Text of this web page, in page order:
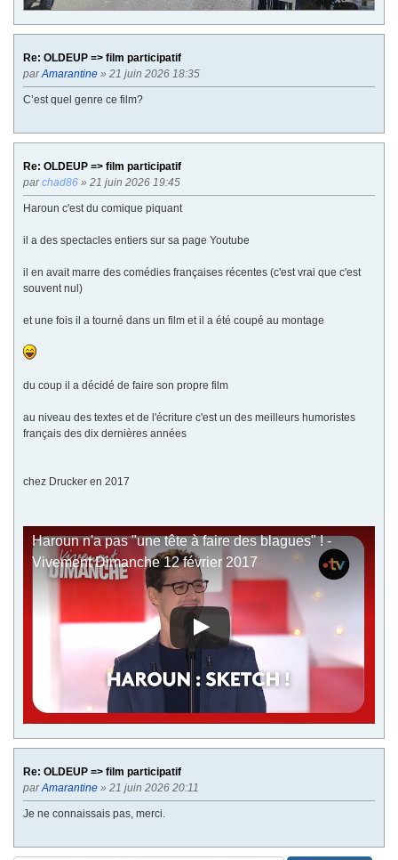
Re: OLDEUP => film participatif
parAmarantine » 21 juin 2026 18:35
C’est quel genre ce film?
Re: OLDEUP => film participatif
parchad86 » 21 juin 2026 19:45
Haroun c'est du comique piquant
il a des spectacles entiers sur sa page Youtube
il en avait marre des comédies françaises récentes (c'est vrai que c'est
souvent nul)
et une fois il a tourné dans un film et il a été coupé au montage
du coup il a décidé de faire son propre film
au niveau des textes et de l'écriture c'est un des meilleurs humoristes
français des dix dernières années
chez Drucker en 2017
Haroun n'a pas "une tête à faire des blagues" ! -
Vivement Dimanche 12 février 2017
Re: OLDEUP => film participatif
parAmarantine » 21 juin 2026 20:11
Je ne connaissais pas, merci.